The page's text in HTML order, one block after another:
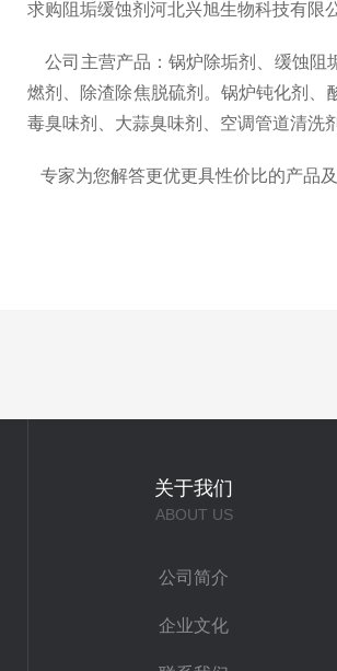
求购阻垢缓蚀剂河北兴旭生物科技有限
公司主营产品：锅炉除垢剂、缓蚀阻
燃剂、除渣除焦脱硫剂。锅炉钝化剂、
毒臭味剂、大蒜臭味剂、空调管道清洗
专家为您解答更优更具性价比的产品
关于我们
ABOUT US
公司简介
企业文化